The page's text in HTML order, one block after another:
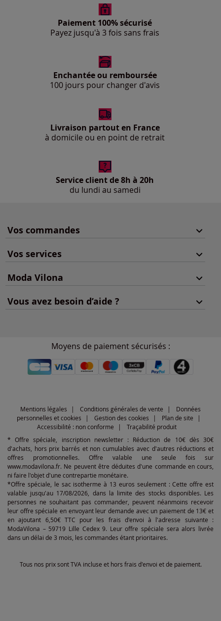
Paiement 100% sécurisé
Payez jusqu'à 3 fois sans frais
Enchantée ou remboursée
100 jours pour changer d'avis
Livraison partout en France
à domicile ou en point de retrait
Service client de 8h à 20h
du lundi au samedi
Vos commandes
Vos services
Moda Vilona
Vous avez besoin d’aide ?
Moyens de paiement sécurisés :
Mentions légales Conditions générales de vente
Données
personnelles et cookies
Gestion des cookies
Plan de site
Accessibilité : non conforme
Traçabilité produit
* Offre spéciale, inscription newsletter : Réduction de 10€ dès 30€
d'achats, hors prix barrés et non cumulables avec d'autres réductions et
offres promotionnelles. Offre valable une seule fois sur
www.modavilona.fr. Ne peuvent être déduites d'une commande en cours,
ni faire l'objet d'une contrepartie monétaire.
*Offre spéciale, le sac isotherme à 13 euros seulement : Cette offre est
valable jusqu'au 17/08/2026, dans la limite des stocks disponibles. Les
personnes ne souhaitant pas commander, peuvent néanmoins recevoir
leur offre spéciale en envoyant leur demande avec un paiement de 13€ et
en ajoutant 6,50€ TTC pour les frais d'envoi à l'adresse suivante :
ModaVilona – 59719 Lille Cedex 9. Leur offre spéciale sera alors livrée
dans un délai de 3 mois, les commandes étant prioritaires.
Tous nos prix sont TVA incluse et hors frais d'envoi et de paiement.